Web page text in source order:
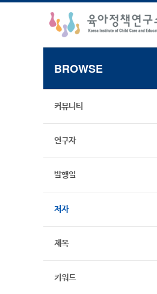
BROWSE
커뮤니티
연구자
발행일
저자
제목
키워드